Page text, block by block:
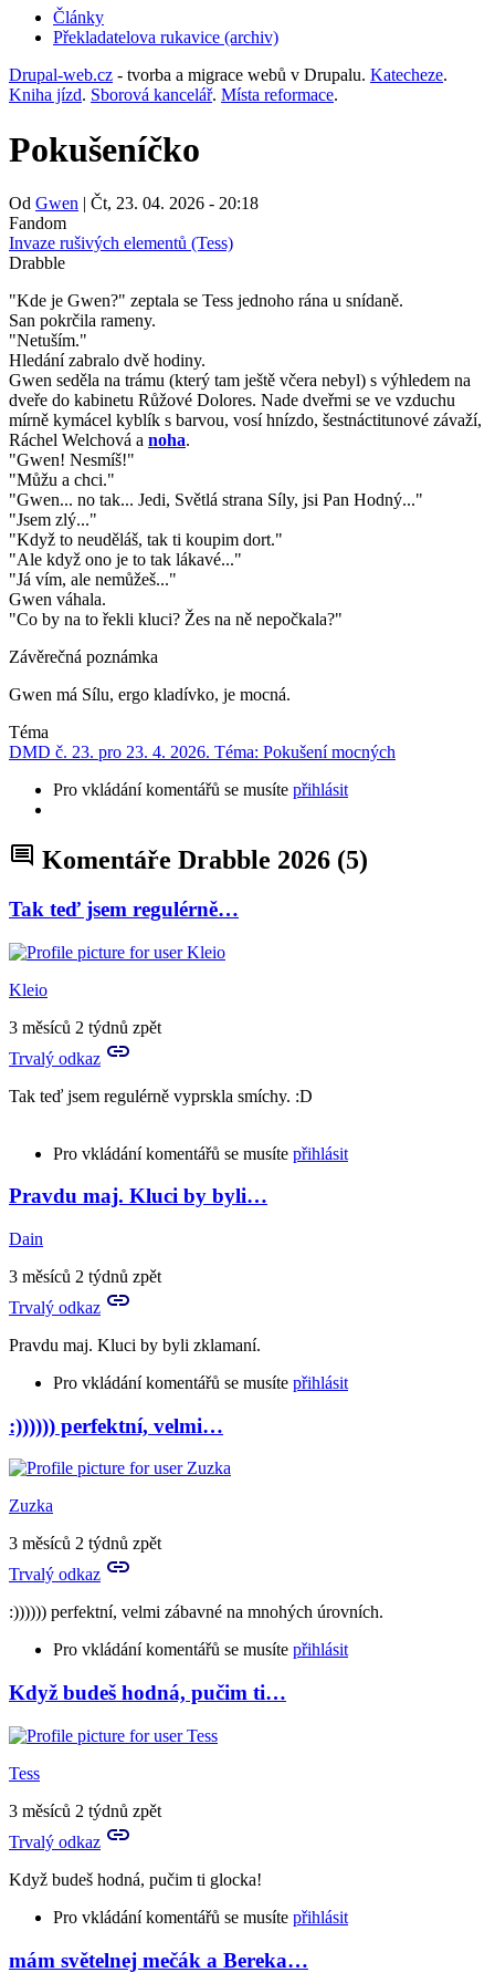
Články
Překladatelova rukavice (archiv)
new
tab)
Drupal-web.cz - tvorba a migrace webů v Drupalu. Katecheze.
Kniha jízd. Sborová kancelář. Místa reformace.
Pokušeníčko
Od Gwen | Čt, 23. 04. 2026 - 20:18
Fandom
Invaze rušivých elementů (Tess)
Drabble
"Kde je Gwen?" zeptala se Tess jednoho rána u snídaně.
San pokrčila rameny.
"Netuším."
Hledání zabralo dvě hodiny.
Gwen seděla na trámu (který tam ještě včera nebyl) s výhledem na
dveře do kabinetu Růžové Dolores. Nade dveřmi se ve vzduchu
mírně kymácel kyblík s barvou, vosí hnízdo, šestnáctitunové závaží,
Ráchel Welchová a noha.
"Gwen! Nesmíš!"
"Můžu a chci."
"Gwen... no tak... Jedi, Světlá strana Síly, jsi Pan Hodný..."
"Jsem zlý..."
"Když to neuděláš, tak ti koupim dort."
"Ale když ono je to tak lákavé..."
"Já vím, ale nemůžeš..."
Gwen váhala.
"Co by na to řekli kluci? Žes na ně nepočkala?"
Závěrečná poznámka
Gwen má Sílu, ergo kladívko, je mocná.
Téma
DMD č. 23. pro 23. 4. 2026. Téma: Pokušení mocných
Pro vkládání komentářů se musíte přihlásit
Komentáře Drabble 2026 (5)
Tak teď jsem regulérně…
Kleio
3 měsíců 2 týdnů zpět
Trvalý odkaz
Tak teď jsem regulérně vyprskla smíchy. :D
Pro vkládání komentářů se musíte přihlásit
Pravdu maj. Kluci by byli…
Dain
3 měsíců 2 týdnů zpět
Trvalý odkaz
Pravdu maj. Kluci by byli zklamaní.
Pro vkládání komentářů se musíte přihlásit
:)))))) perfektní, velmi…
Zuzka
3 měsíců 2 týdnů zpět
Trvalý odkaz
:)))))) perfektní, velmi zábavné na mnohých úrovních.
Pro vkládání komentářů se musíte přihlásit
Když budeš hodná, pučim ti…
Tess
3 měsíců 2 týdnů zpět
Trvalý odkaz
Když budeš hodná, pučim ti glocka!
Pro vkládání komentářů se musíte přihlásit
mám světelnej mečák a Bereka…